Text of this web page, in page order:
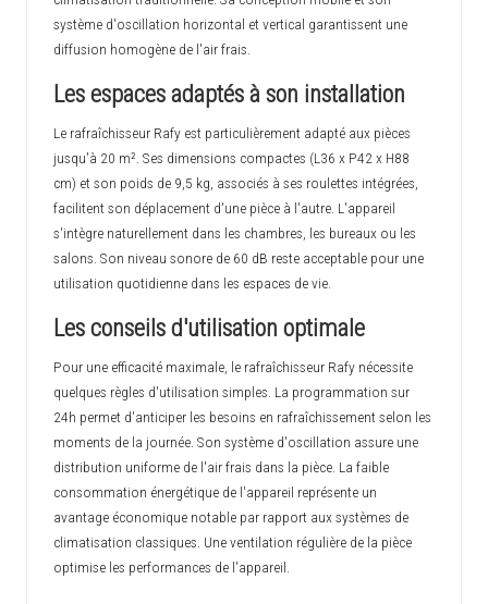
système d'oscillation horizontal et vertical garantissent une
diffusion homogène de l'air frais.
Les espaces adaptés à son installation
Le rafraîchisseur Rafy est particulièrement adapté aux pièces
jusqu'à 20 m². Ses dimensions compactes (L36 x P42 x H88
cm) et son poids de 9,5 kg, associés à ses roulettes intégrées,
facilitent son déplacement d'une pièce à l'autre. L'appareil
s'intègre naturellement dans les chambres, les bureaux ou les
salons. Son niveau sonore de 60 dB reste acceptable pour une
utilisation quotidienne dans les espaces de vie.
Les conseils d'utilisation optimale
Pour une efficacité maximale, le rafraîchisseur Rafy nécessite
quelques règles d'utilisation simples. La programmation sur
24h permet d'anticiper les besoins en rafraîchissement selon les
moments de la journée. Son système d'oscillation assure une
distribution uniforme de l'air frais dans la pièce. La faible
consommation énergétique de l'appareil représente un
avantage économique notable par rapport aux systèmes de
climatisation classiques. Une ventilation régulière de la pièce
optimise les performances de l'appareil.